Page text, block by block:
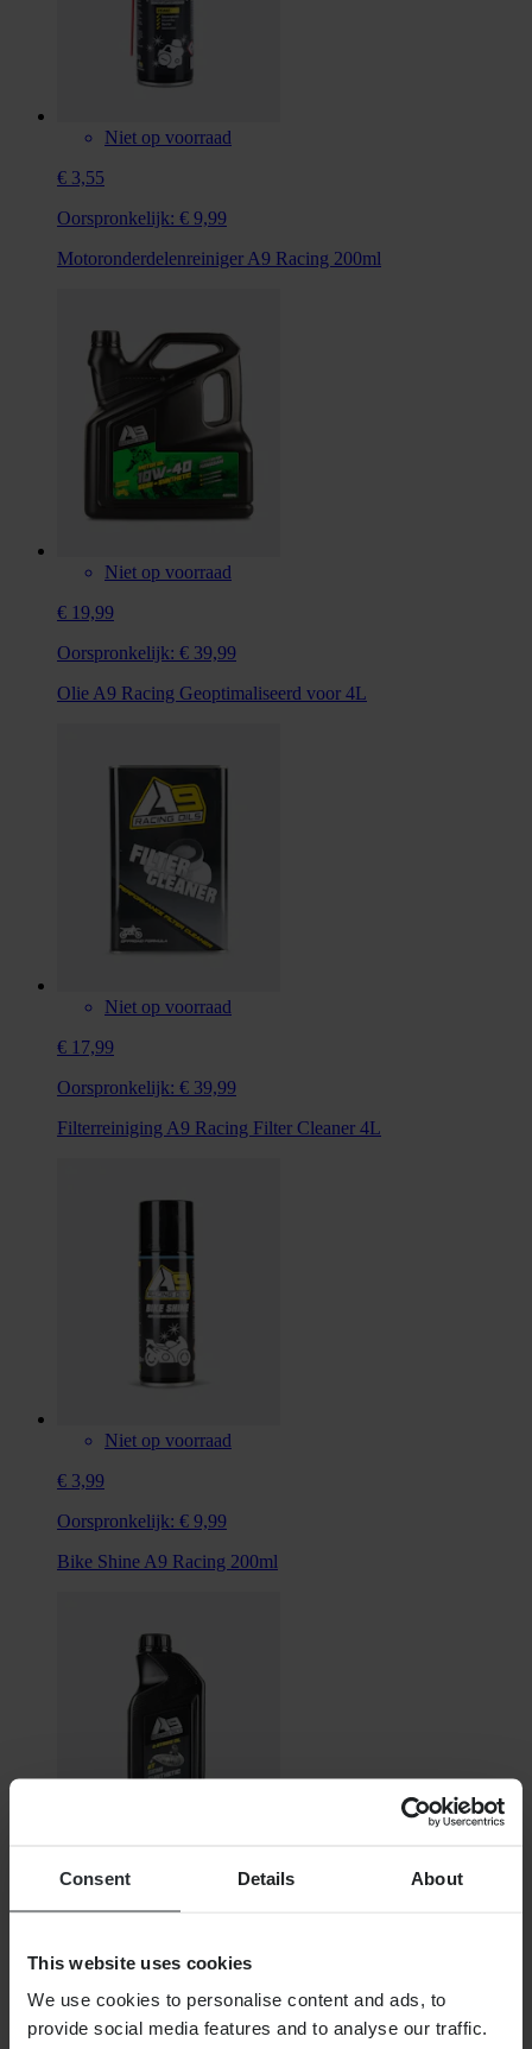
Consent Details About
This website uses cookies
We use cookies to personalise content and ads, to
provide social media features and to analyse our traffic.
Niet op voorraad
€ 3,55
Oorspronkelijk: € 9,99
Motoronderdelenreiniger A9 Racing 200ml
Niet op voorraad
€ 19,99
Oorspronkelijk: € 39,99
Olie A9 Racing Geoptimaliseerd voor 4L
Niet op voorraad
€ 17,99
Oorspronkelijk: € 39,99
Filterreiniging A9 Racing Filter Cleaner 4L
Niet op voorraad
€ 3,99
Oorspronkelijk: € 9,99
Bike Shine A9 Racing 200ml
Niet op voorraad
€ 7,99
Oorspronkelijk:
€ 10,99
Tweetaktolie Semi-synthetisch motorolie A9 2T Racing 1L